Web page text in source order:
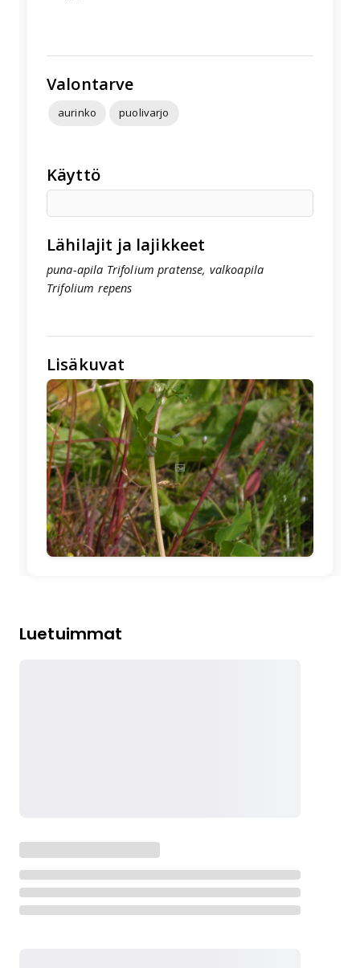
Valontarve
aurinko puolivarjo
Käyttö
Lähilajit ja lajikkeet
puna-apila Trifolium pratense, valkoapila
Trifolium repens
Lisäkuvat
🖼️
Luetuimmat